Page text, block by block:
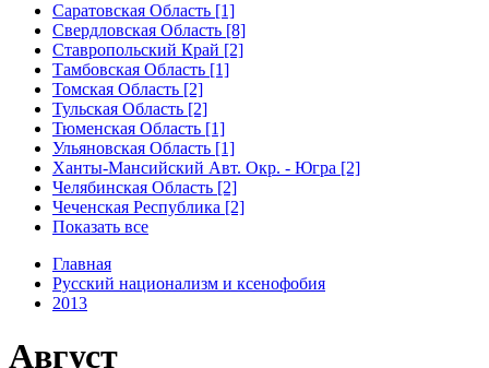
Саратовская Область [1]
Свердловская Область [8]
Ставропольский Край [2]
Тамбовская Область [1]
Томская Область [2]
Тульская Область [2]
Тюменская Область [1]
Ульяновская Область [1]
Ханты-Мансийский Авт. Окр. - Югра [2]
Челябинская Область [2]
Чеченская Республика [2]
Показать все
Главная
Русский национализм и ксенофобия
2013
Август